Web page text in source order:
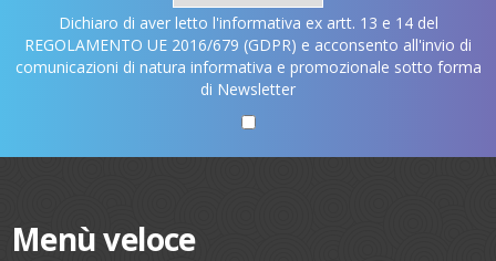
Dichiaro di aver letto l'informativa ex artt. 13 e 14 del
REGOLAMENTO UE 2016/679 (GDPR) e acconsento all'invio di
comunicazioni di natura informativa e promozionale sotto forma
di Newsletter
Menù veloce